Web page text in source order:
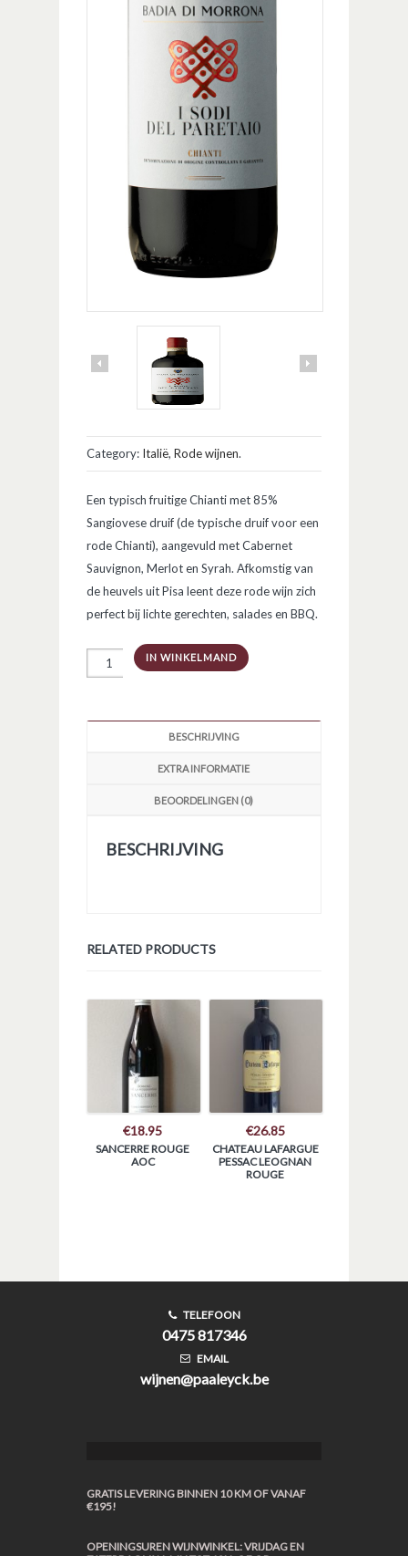
Category: Italië, Rode wijnen.
Een typisch fruitige Chianti met 85%
Sangiovese druif (de typische druif voor een
rode Chianti), aangevuld met Cabernet
Sauvignon, Merlot en Syrah. Afkomstig van
de heuvels uit Pisa leent deze rode wijn zich
perfect bij lichte gerechten, salades en BBQ.
I
Sodi
IN WINKELMAND
BESCHRIJVING
EXTRA INFORMATIE
BEOORDELINGEN (0)
BESCHRIJVING
RELATED PRODUCTS
€18.95
SANCERRE ROUGE
AOC
€26.85
CHATEAU LAFARGUE
PESSAC LEOGNAN
ROUGE
TELEFOON
0475 817346
EMAIL
wijnen@paaleyck.be
GRATIS LEVERING BINNEN 10 KM OF VANAF
€195!
OPENINGSUREN WIJNWINKEL: VRIJDAG EN